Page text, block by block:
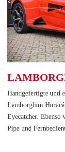
Handgefertigte und
Lamborghini
Eyecatcher. Ebenso
Pipe und